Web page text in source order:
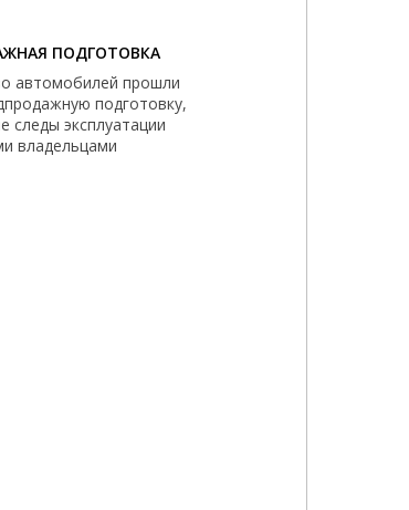
ПОДГОТОВКА
автомобилей прошли
подготовку,
следы эксплуатации
владельцами